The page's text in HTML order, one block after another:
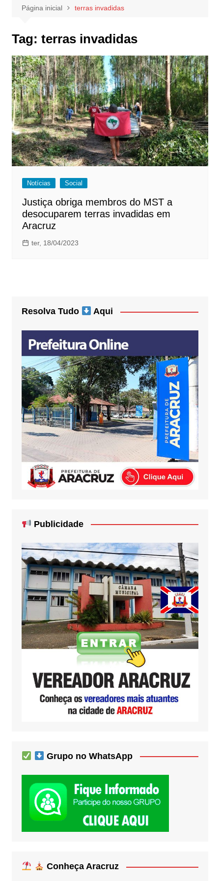
Página inicial terras invadidas
Tag: terras invadidas
Notícias Social
Justiça obriga membros do MST a
desocuparem terras invadidas em
Aracruz
ter, 18/04/2023
Resolva Tudo Aqui
Publicidade
Grupo no WhatsApp
Conheça Aracruz